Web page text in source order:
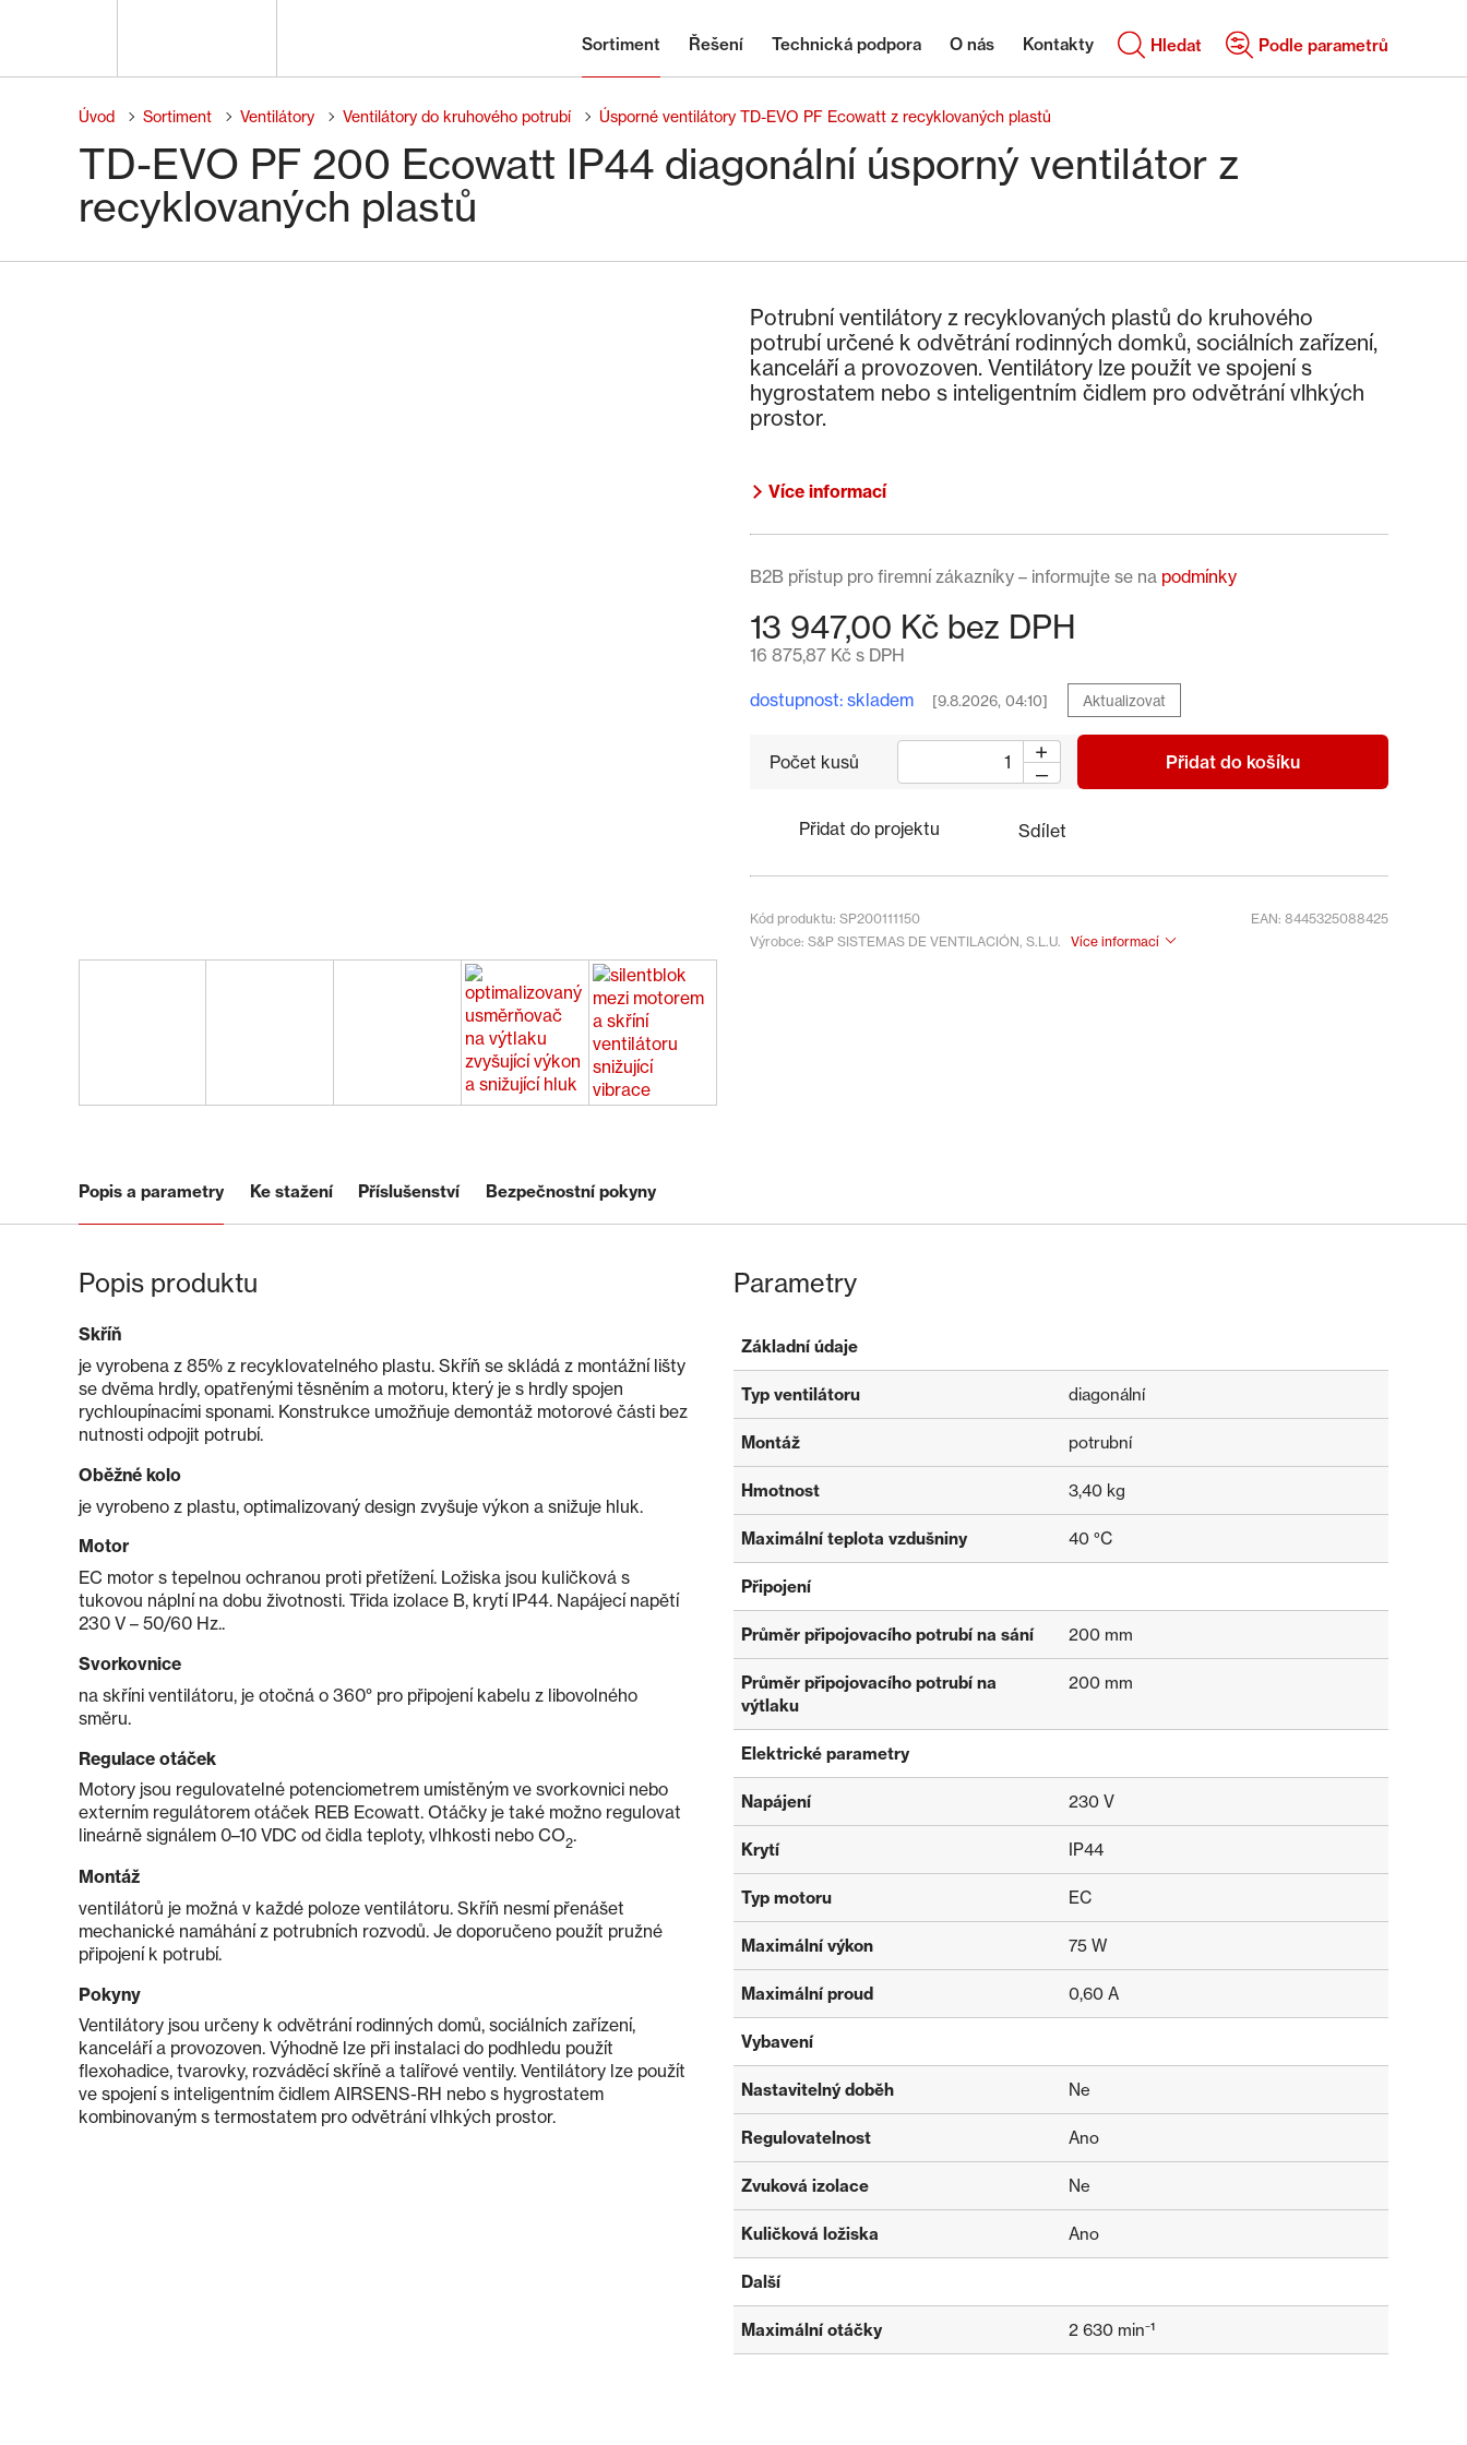
Sortiment Řešení Technická podpora O nás Kontakty Hledat Podle parametrů
Úvod Sortiment Ventilátory Ventilátory do kruhového potrubí Úsporné ventilátory TD-EVO PF Ecowatt z recyklovaných plastů
TD-EVO PF 200 Ecowatt IP44 diagonální úsporný ventilátor z
recyklovaných plastů
Potrubní ventilátory z recyklovaných plastů do kruhového
potrubí určené k odvětrání rodinných domků, sociálních zařízení,
kanceláří a provozoven. Ventilátory lze použít ve spojení s
hygrostatem nebo s inteligentním čidlem pro odvětrání vlhkých
prostor.
Více informací
B2B přístup pro firemní zákazníky – informujte se na podmínky
13 947,00 Kč bez DPH
16 875,87 Kč s DPH
dostupnost: skladem [9.8.2026, 04:10] Aktualizovat
Počet kusů
Přidat do projektu Sdílet
Kód produktu: SP200111150
EAN: 8445325088425
Výrobce: S&P SISTEMAS DE VENTILACIÓN, S.L.U. Více informací
Popis a parametry Ke stažení Příslušenství Bezpečnostní pokyny
Popis produktu
Skříň
je vyrobena z 85% z recyklovatelného plastu. Skříň se skládá z montážní lišty
se dvěma hrdly, opatřenými těsněním a motoru, který je s hrdly spojen
rychloupínacími sponami. Konstrukce umožňuje demontáž motorové části bez
nutnosti odpojit potrubí.
Oběžné kolo
je vyrobeno z plastu, optimalizovaný design zvyšuje výkon a snižuje hluk.
Motor
EC motor s tepelnou ochranou proti přetížení. Ložiska jsou kuličková s
tukovou náplní na dobu životnosti. Třida izolace B, krytí IP44. Napájecí napětí
230 V – 50/60 Hz..
Svorkovnice
na skříni ventilátoru, je otočná o 360° pro připojení kabelu z libovolného
směru.
Regulace otáček
Motory jsou regulovatelné potenciometrem umístěným ve svorkovnici nebo
externím regulátorem otáček REB Ecowatt. Otáčky je také možno regulovat
lineárně signálem 0–10 VDC od čidla teploty, vlhkosti nebo CO2.
Montáž
ventilátorů je možná v každé poloze ventilátoru. Skříň nesmí přenášet
mechanické namáhání z potrubních rozvodů. Je doporučeno použít pružné
připojení k potrubí.
Pokyny
Ventilátory jsou určeny k odvětrání rodinných domů, sociálních zařízení,
kanceláří a provozoven. Výhodně lze při instalaci do podhledu použít
flexohadice, tvarovky, rozváděcí skříně a talířové ventily. Ventilátory lze použít
ve spojení s inteligentním čidlem AIRSENS-RH nebo s hygrostatem
kombinovaným s termostatem pro odvětrání vlhkých prostor.
Parametry
Základní údaje
Typ ventilátoru diagonální
Montáž potrubní
Hmotnost 3,40 kg
Maximální teplota vzdušniny 40 °C
Připojení
Průměr připojovacího potrubí na sání 200 mm
Průměr připojovacího potrubí na
výtlaku
200 mm
Elektrické parametry
Napájení 230 V
Krytí IP44
Typ motoru EC
Maximální výkon 75 W
Maximální proud 0,60 A
Vybavení
Nastavitelný doběh Ne
Regulovatelnost Ano
Zvuková izolace Ne
Kuličková ložiska Ano
Další
Maximální otáčky 2 630 min⁻¹